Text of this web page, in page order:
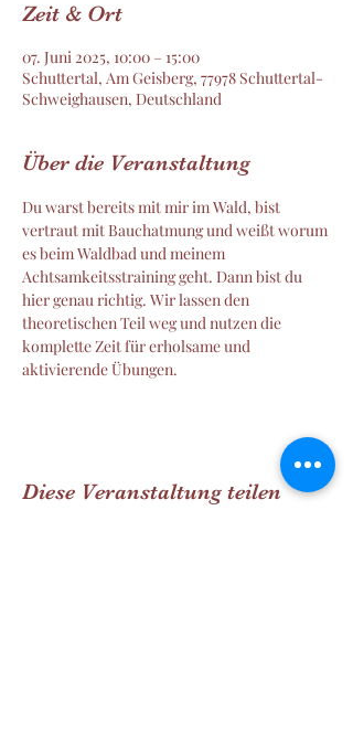
Zeit & Ort
07. Juni 2025, 10:00 – 15:00
Schuttertal, Am Geisberg, 77978 Schuttertal-
Schweighausen, Deutschland
Über die Veranstaltung
Du warst bereits mit mir im Wald, bist
vertraut mit Bauchatmung und weißt worum
es beim Waldbad und meinem
Achtsamkeitsstraining geht. Dann bist du
hier genau richtig. Wir lassen den
theoretischen Teil weg und nutzen die
komplette Zeit für erholsame und
aktivierende Übungen.
Diese Veranstaltung teilen